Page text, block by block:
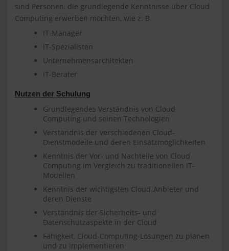
sind Personen, die grundlegende Kenntnisse über Cloud
Computing erwerben möchten, wie z. B.
IT-Manager
IT-Spezialisten
Unternehmensarchitekten
IT-Berater
Nutzen der Schulung
Grundlegendes Verständnis von Cloud
Computing und seinen Technologien
Verständnis der verschiedenen Cloud-
Dienstmodelle und deren Einsatzmöglichkeiten
Kenntnis der Vor- und Nachteile von Cloud
Computing im Vergleich zu traditionellen IT-
Modellen
Kenntnis der wichtigsten Cloud-Anbieter und
deren Dienste
Verständnis der Sicherheits- und
Datenschutzaspekte in der Cloud
Fähigkeit, Cloud-Computing-Lösungen zu planen
und zu implementieren